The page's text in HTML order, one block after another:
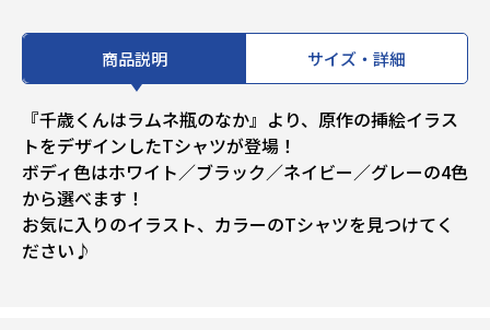
商品説明 サイズ・詳細
『千歳くんはラムネ瓶のなか』より、原作の挿絵イラス
トをデザインしたTシャツが登場！
ボディ色はホワイト／ブラック／ネイビー／グレーの4色
から選べます！
お気に入りのイラスト、カラーのTシャツを見つけてく
ださい♪